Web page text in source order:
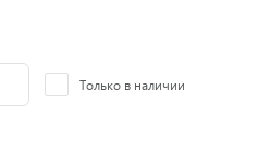
Только в наличии